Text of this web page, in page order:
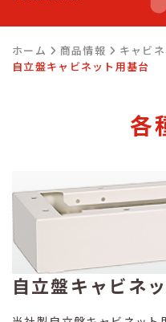
ホーム 商品情報
キャビ
自立盤キャビネット用基台
各
自立盤キャビネ